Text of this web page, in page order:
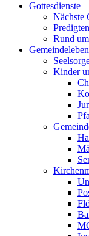
Gottesdienste
Nächste
Rund
Gemeindeleben
Kinder